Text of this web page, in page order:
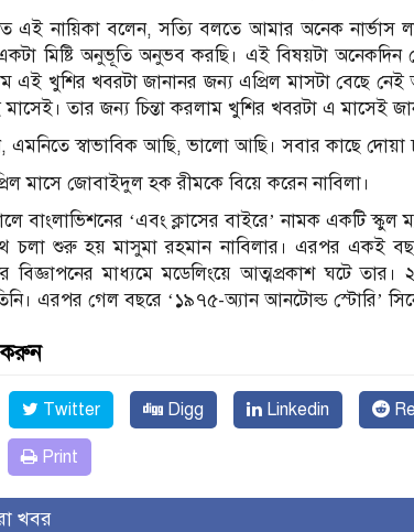
এই নায়িকা বলেন, সত্যি বলতে আমার অনেক নার্ভাস
মিষ্টি অনুভূতি অনুভব করছি। এই বিষয়টা অনেকদিন
এই খুশির খবরটা জানানর জন্য এপ্রিল মাসটা বেছে
মাসেই। তার জন্য চিন্তা করলাম খুশির খবরটা এ মাসেই
স্বাভাবিক আছি, ভালো আছি। সবার কাছে দোয়া
মাসে জোবাইদুল হক রীমকে বিয়ে করেন নাবিলা।
বাংলাভিশনের ‘এবং ক্লাসের বাইরে’ নামক একটি স্কুল
চলা শুরু হয় মাসুমা রহমান নাবিলার। এরপর একই
বিজ্ঞাপনের মাধ্যমে মডেলিংয়ে আত্মপ্রকাশ ঘটে
এরপর গেল বছরে ‘১৯৭৫-অ্যান আনটোল্ড স্টোরি’
করুন
Twitter Digg Linkedin
Print
খবর